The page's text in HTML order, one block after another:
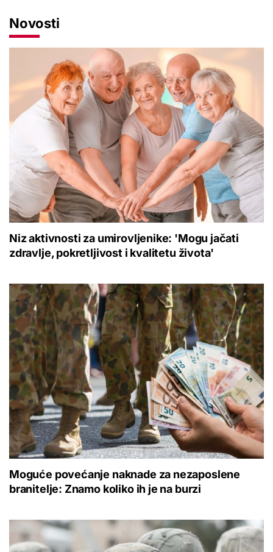
Novosti
Niz aktivnosti za umirovljenike: 'Mogu jačati
zdravlje, pokretljivost i kvalitetu života'
Moguće povećanje naknade za nezaposlene
branitelje: Znamo koliko ih je na burzi